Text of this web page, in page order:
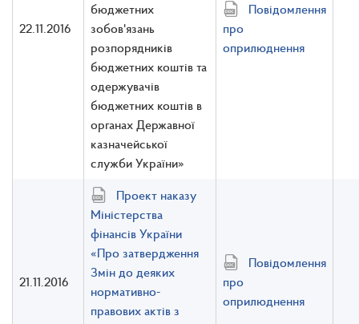
22.11.2016
бюджетних
зобов'язань
розпорядників
бюджетних коштів та
одержувачів
бюджетних коштів в
органах Державної
казначейської
служби України»
Повідомлення
про
оприлюднення
21.11.2016
Проект наказу
Міністерства
фінансів України
«Про затвердження
Змін до деяких
нормативно-
правових актів з
Повідомлення
про
оприлюднення